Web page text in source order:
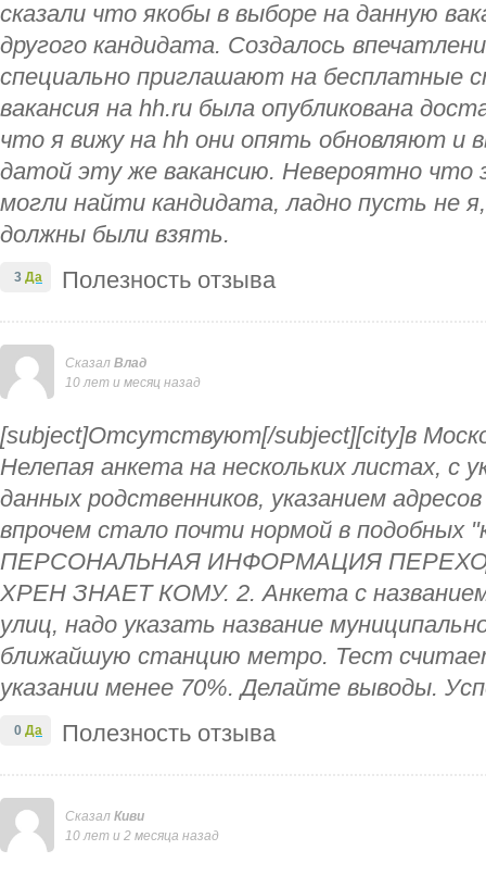
сказали что якобы в выборе на данную
другого кандидата. Создалось
специально приглашают на бесплатные
вакансия на hh.ru была опубликована
что я вижу на hh они опять обновляют и
датой эту же вакансию. Невероятно что
могли найти кандидата, ладно пусть не
должны были взять.
Полезность отзыва
3 Да
Сказал Влад
10 лет и месяц назад
[subject]Отсутствуют[/subject][city]в
Нелепая анкета на нескольких листах, с
данных родственников, указанием
впрочем стало почти нормой в подобных
ПЕРСОНАЛЬНАЯ ИНФОРМАЦИЯ
ХРЕН ЗНАЕТ КОМУ. 2. Анкета с названием
улиц, надо указать название
ближайшую станцию метро. Тест
указании менее 70%. Делайте выводы.
Полезность отзыва
0 Да
Сказал Киви
10 лет и 2 месяца назад